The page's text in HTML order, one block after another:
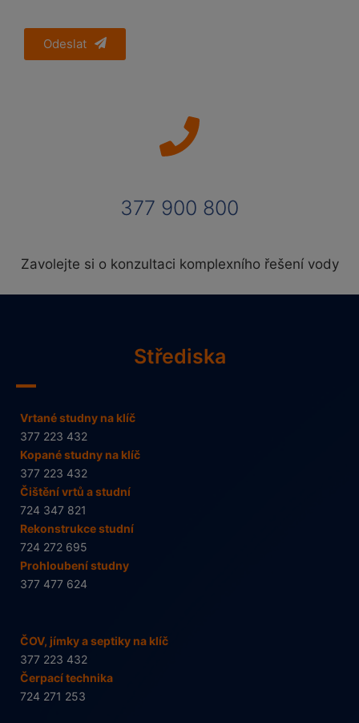
Odeslat
377 900 800
Zavolejte si o konzultaci komplexního řešení vody
Střediska
Vrtané studny na klíč
377 223 432
Kopané studny na klíč
377 223 432
Čištění vrtů a studní
724 347 821
Rekonstrukce studní
724 272 695
Prohloubení studny
377 477 624
ČOV, jímky a septiky na klíč
377 223 432
Čerpací technika
724 271 253